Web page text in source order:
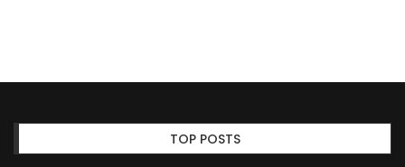
TOP POSTS